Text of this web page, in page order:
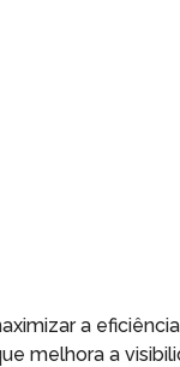
a
melhora a